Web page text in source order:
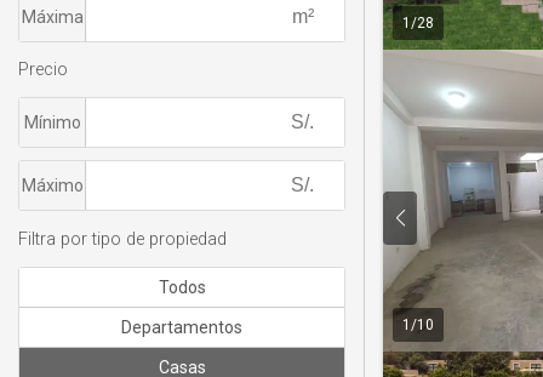
1 /28
1 /10
Máxima
Precio
Mínimo
Máximo
Filtra por tipo de propiedad
Todos
Departamentos
Casas